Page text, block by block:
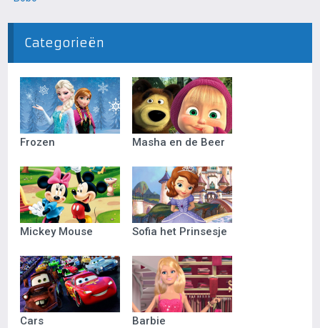
Categorieën
Frozen Masha en de Beer
Mickey Mouse Sofia het Prinsesje
Cars Barbie